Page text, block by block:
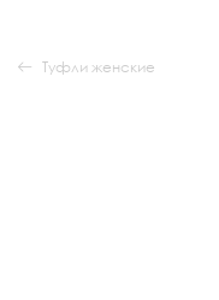
Туфли женские